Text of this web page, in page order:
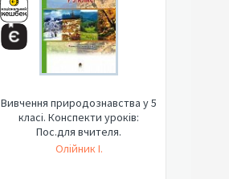
Вивчення природознавства у 5
класі. Конспекти уроків:
Пос.для вчителя.
Олійник І.